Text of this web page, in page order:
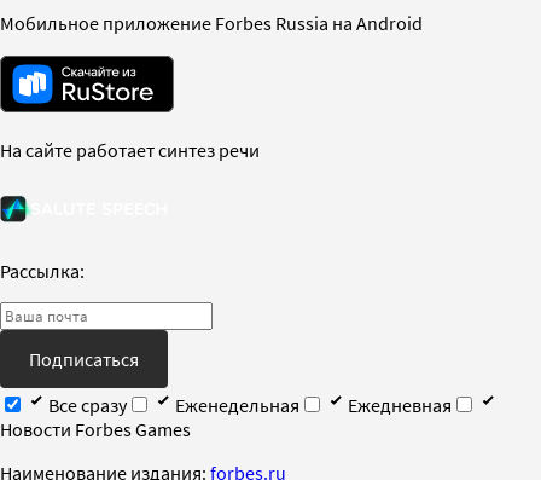
Мобильное приложение Forbes Russia на Android
На сайте работает синтез речи
Рассылка:
Подписаться
Все сразу
Еженедельная
Ежедневная
Новости Forbes Games
Наименование издания: forbes.ru